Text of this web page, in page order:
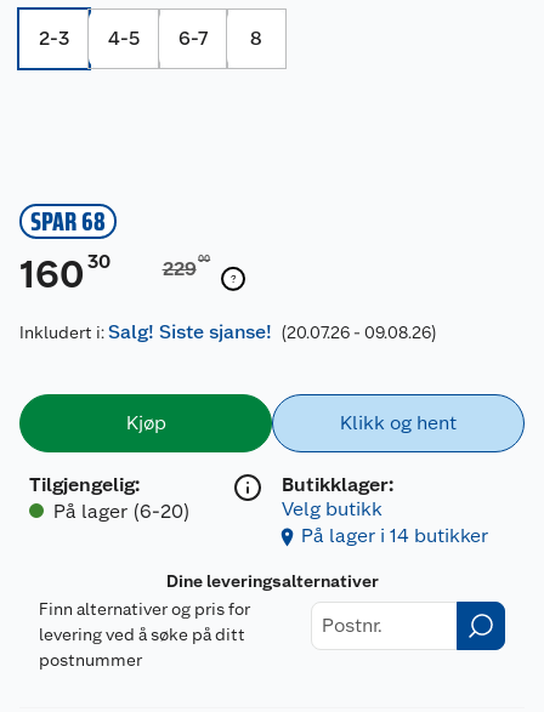
2-3 4-5 6-7 8
SPAR 68
160 30 22900
Inkludert i:Salg! Siste sjanse! (20.07.26 - 09.08.26)
Kjøp
Tilgjengelig:
På lager (6-20)
Klikk og hent
Butikklager:
Velg butikk
På lager i 14 butikker
Dine leveringsalternativer
Finn alternativer og pris for
levering ved å søke på ditt
postnummer